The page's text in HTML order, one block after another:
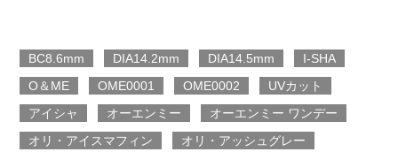
BC8.6mm DIA14.2mm DIA14.5mm
I-SHA
O＆ME
OME0001 OME0002
UVカット
アイシャ
オーエンミー
オーエンミー ワンデー
オリ・アイスマフィン
オリ・アッシュグレー